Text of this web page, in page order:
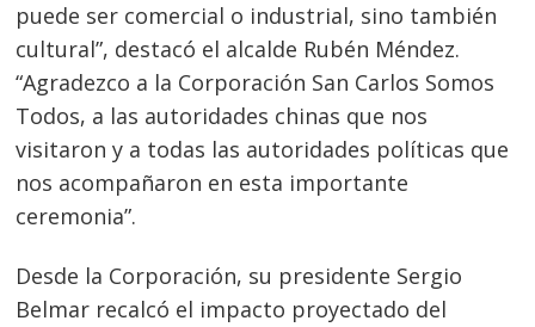
puede ser comercial o industrial, sino también
cultural”, destacó el alcalde Rubén Méndez.
“Agradezco a la Corporación San Carlos Somos
Todos, a las autoridades chinas que nos
visitaron y a todas las autoridades políticas que
nos acompañaron en esta importante
ceremonia”.
Desde la Corporación, su presidente Sergio
Belmar recalcó el impacto proyectado del